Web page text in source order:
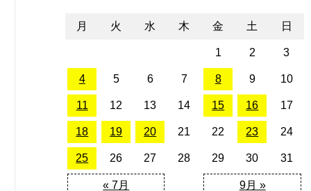
月 火 水 木 金 土 日
« 7月 9月 »
1 2 3
4 5 6 7 8 9 10
11 12 13 14 15 16 17
18 19 20 21 22 23 24
25 26 27 28 29 30 31